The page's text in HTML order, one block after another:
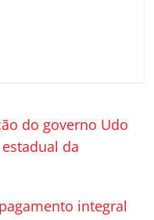
do governo Udo
da
integral